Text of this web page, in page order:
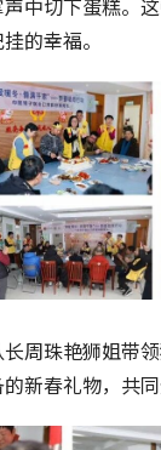
的幸福。
周珠艳狮姐带
新春礼物，共同